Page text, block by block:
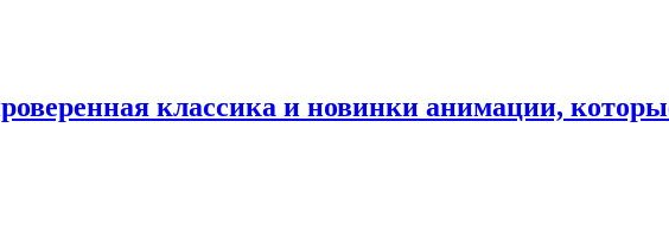
классика и новинки анимации,